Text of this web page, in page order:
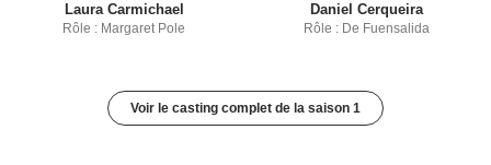
Laura Carmichael
Rôle : Margaret Pole
Daniel Cerqueira
Rôle : De Fuensalida
Voir le casting complet de la saison 1